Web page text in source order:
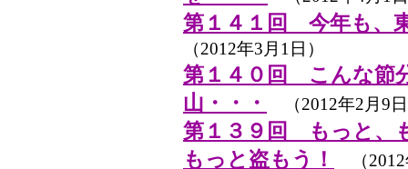
第１４１回 今年も、
（2012年3月1日）
第１４０回 こんな節
山・・・
（2012年2月9
第１３９回 もっと、
もっと盗もう！
（2012